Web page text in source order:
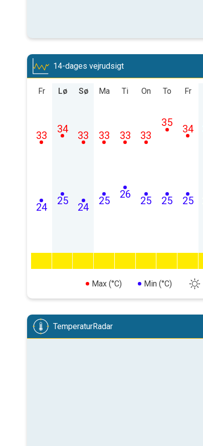
14-dages vejrudsigt
Fr
24
33
Lø
25
34
Sø
24
33
Ma
25
33
Ti
26
33
On
25
33
To
25
35
Fr
25
34
Max (°C) Min (°C)
TemperaturRadar